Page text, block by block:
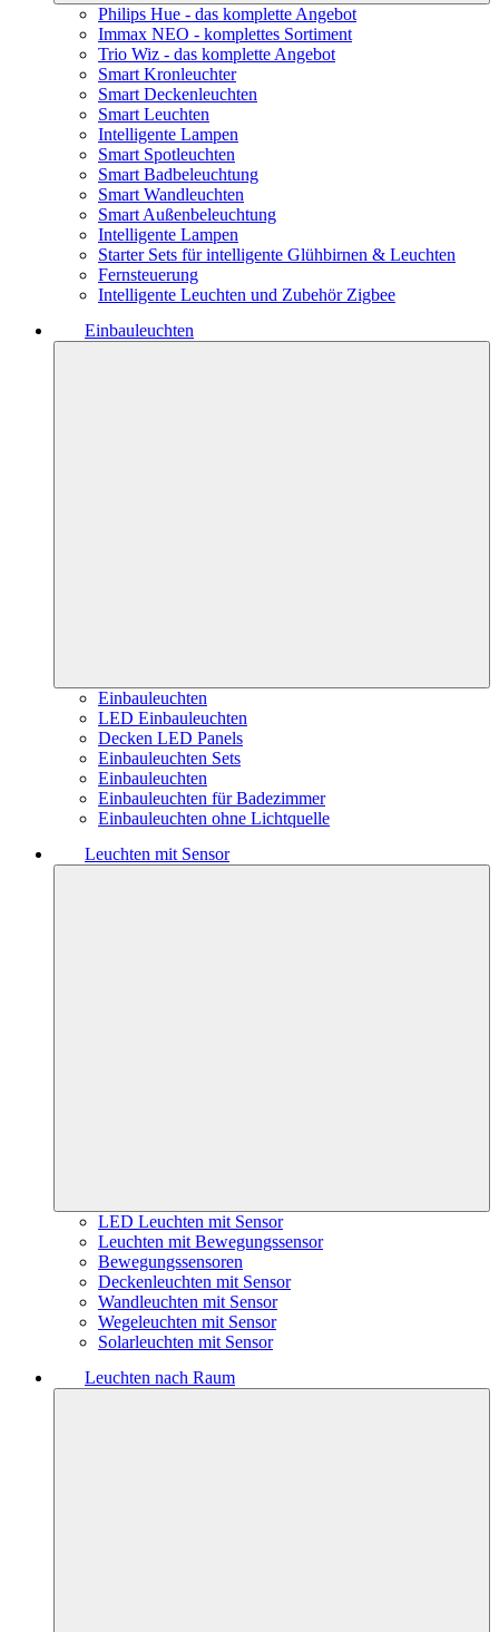
Philips Hue - das komplette Angebot
Immax NEO - komplettes Sortiment
Trio Wiz - das komplette Angebot
Smart Kronleuchter
Smart Deckenleuchten
Smart Leuchten
Intelligente Lampen
Smart Spotleuchten
Smart Badbeleuchtung
Smart Wandleuchten
Smart Außenbeleuchtung
Intelligente Lampen
Starter Sets für intelligente Glühbirnen & Leuchten
Fernsteuerung
Intelligente Leuchten und Zubehör Zigbee
Einbauleuchten
Einbauleuchten
LED Einbauleuchten
Decken LED Panels
Einbauleuchten Sets
Einbauleuchten
Einbauleuchten für Badezimmer
Einbauleuchten ohne Lichtquelle
Leuchten mit Sensor
LED Leuchten mit Sensor
Leuchten mit Bewegungssensor
Bewegungssensoren
Deckenleuchten mit Sensor
Wandleuchten mit Sensor
Wegeleuchten mit Sensor
Solarleuchten mit Sensor
Leuchten nach Raum